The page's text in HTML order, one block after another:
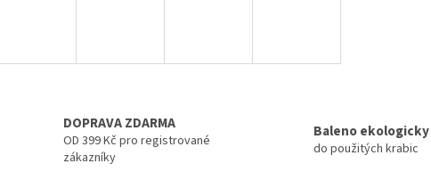
DOPRAVA ZDARMA
OD 399 Kč pro registrované
zákazníky
Baleno ekologicky
do použitých krabic